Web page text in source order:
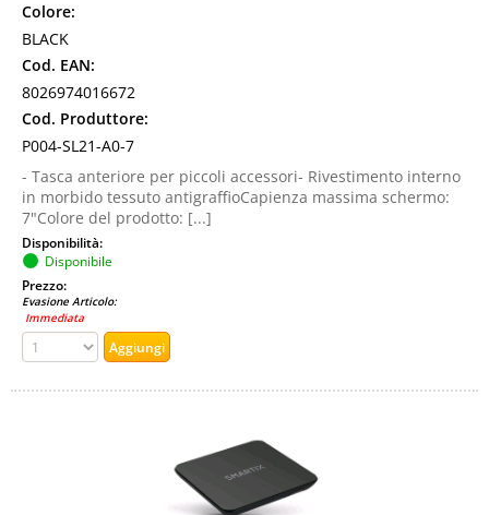
Colore:
BLACK
Cod. EAN:
8026974016672
Cod. Produttore:
P004-SL21-A0-7
- Tasca anteriore per piccoli accessori- Rivestimento interno
in morbido tessuto antigraffioCapienza massima schermo:
7"Colore del prodotto: [...]
Disponibilità:
Disponibile
Prezzo:
Evasione Articolo:
Immediata